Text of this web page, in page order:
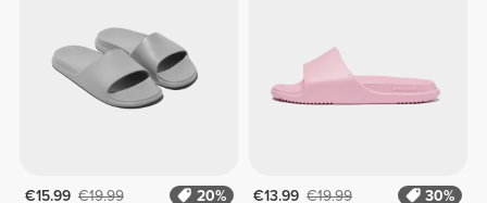
€15.99 €19.99
20%
€13.99 €19.99
30%